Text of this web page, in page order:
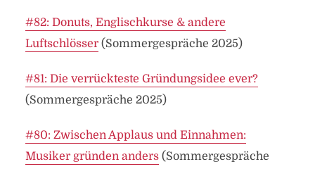
#82: Donuts, Englischkurse & andere
Luftschlösser(Sommergespräche 2025)
#81: Die verrückteste Gründungsidee ever?
(Sommergespräche 2025)
#80: Zwischen Applaus und Einnahmen:
Musiker gründen anders(Sommergespräche